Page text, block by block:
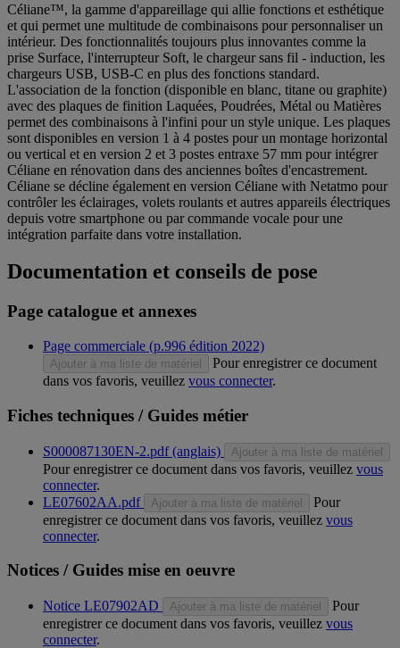
Céliane™, la gamme d'appareillage qui allie fonctions et esthétique
et qui permet une multitude de combinaisons pour personnaliser un
intérieur. Des fonctionnalités toujours plus innovantes comme la
prise Surface, l'interrupteur Soft, le chargeur sans fil - induction, les
chargeurs USB, USB-C en plus des fonctions standard.
L'association de la fonction (disponible en blanc, titane ou graphite)
avec des plaques de finition Laquées, Poudrées, Métal ou Matières
permet des combinaisons à l'infini pour un style unique. Les plaques
sont disponibles en version 1 à 4 postes pour un montage horizontal
ou vertical et en version 2 et 3 postes entraxe 57 mm pour intégrer
Céliane en rénovation dans des anciennes boîtes d'encastrement.
Céliane se décline également en version Céliane with Netatmo pour
contrôler les éclairages, volets roulants et autres appareils électriques
depuis votre smartphone ou par commande vocale pour une
intégration parfaite dans votre installation.
Documentation et conseils de pose
Page catalogue et annexes
Page commerciale (p.996 édition 2022)
Ajouter à ma liste de matériel
Pour enregistrer ce document
dans vos favoris, veuillez vous connecter.
Fiches techniques / Guides métier
S000087130EN-2.pdf (anglais) Ajouter à ma liste de matériel
Pour enregistrer ce document dans vos favoris, veuillez vous
connecter.
LE07602AA.pdf
Ajouter à ma liste de matériel
Pour
enregistrer ce document dans vos favoris, veuillez vous
connecter.
Notices / Guides mise en oeuvre
Notice LE07902AD Ajouter à ma liste de matériel
Pour
enregistrer ce document dans vos favoris, veuillez vous
connecter.